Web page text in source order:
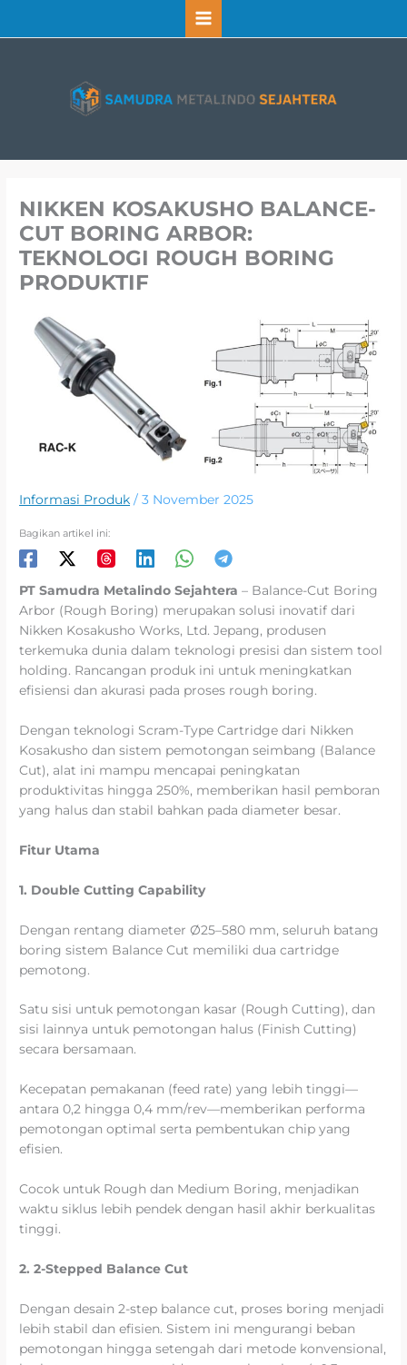
NIKKEN KOSAKUSHO BALANCE-
CUT BORING ARBOR:
TEKNOLOGI ROUGH BORING
PRODUKTIF
Informasi Produk /3 November 2025
Bagikan artikel ini:
PT Samudra Metalindo Sejahtera – Balance-Cut Boring
Arbor (Rough Boring) merupakan solusi inovatif dari
Nikken Kosakusho Works, Ltd. Jepang, produsen
terkemuka dunia dalam teknologi presisi dan sistem tool
holding. Rancangan produk ini untuk meningkatkan
efisiensi dan akurasi pada proses rough boring.
Dengan teknologi Scram-Type Cartridge dari Nikken
Kosakusho dan sistem pemotongan seimbang (Balance
Cut), alat ini mampu mencapai peningkatan
produktivitas hingga 250%, memberikan hasil pemboran
yang halus dan stabil bahkan pada diameter besar.
Fitur Utama
1. Double Cutting Capability
Dengan rentang diameter Ø25–580 mm, seluruh batang
boring sistem Balance Cut memiliki dua cartridge
pemotong.
Satu sisi untuk pemotongan kasar (Rough Cutting), dan
sisi lainnya untuk pemotongan halus (Finish Cutting)
secara bersamaan.
Kecepatan pemakanan (feed rate) yang lebih tinggi—
antara 0,2 hingga 0,4 mm/rev—memberikan performa
pemotongan optimal serta pembentukan chip yang
efisien.
Cocok untuk Rough dan Medium Boring, menjadikan
waktu siklus lebih pendek dengan hasil akhir berkualitas
tinggi.
2. 2-Stepped Balance Cut
Dengan desain 2-step balance cut, proses boring menjadi
lebih stabil dan efisien. Sistem ini mengurangi beban
pemotongan hingga setengah dari metode konvensional,